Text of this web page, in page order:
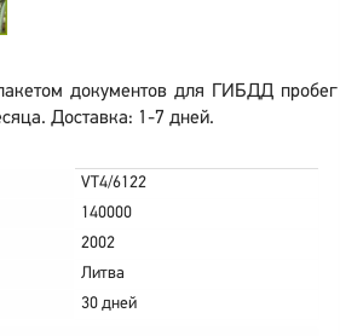
документов для ГИБДД пробег
Доставка: 1-7 дней.
VT4/6122
140000
2002
Литва
30 дней